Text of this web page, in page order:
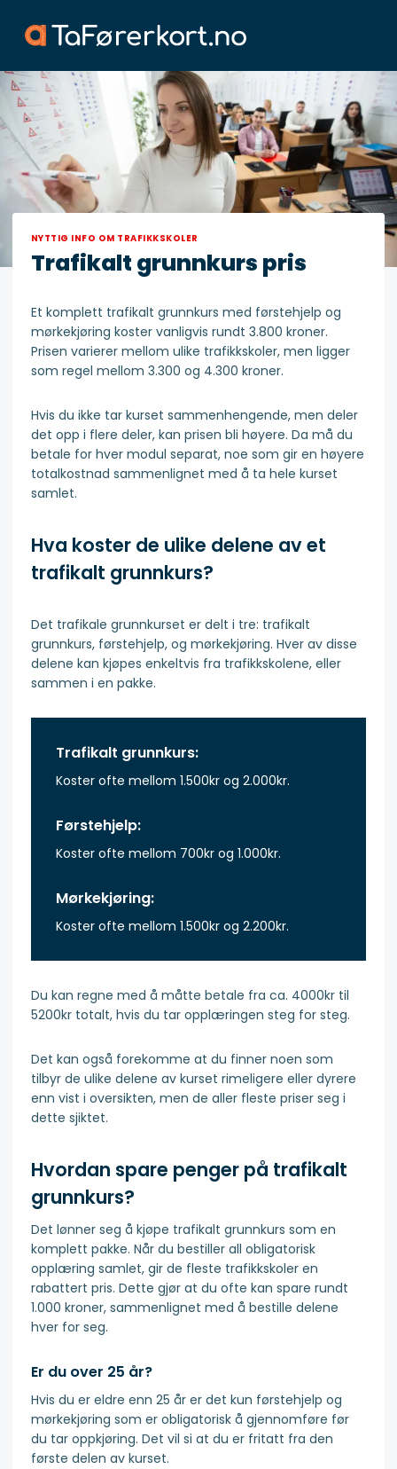
content
NYTTIG INFO OM TRAFIKKSKOLER
Trafikalt grunnkurs pris
Et komplett trafikalt grunnkurs med førstehjelp og
mørkekjøring koster vanligvis rundt 3.800 kroner.
Prisen varierer mellom ulike trafikkskoler, men ligger
som regel mellom 3.300 og 4.300 kroner.
Hvis du ikke tar kurset sammenhengende, men deler
det opp i flere deler, kan prisen bli høyere. Da må du
betale for hver modul separat, noe som gir en høyere
totalkostnad sammenlignet med å ta hele kurset
samlet.
Hva koster de ulike delene av et
trafikalt grunnkurs?
Det trafikale grunnkurset er delt i tre: trafikalt
grunnkurs, førstehjelp, og mørkekjøring. Hver av disse
delene kan kjøpes enkeltvis fra trafikkskolene, eller
sammen i en pakke.
Trafikalt grunnkurs:
Koster ofte mellom 1.500kr og 2.000kr.
Førstehjelp:
Koster ofte mellom 700kr og 1.000kr.
Mørkekjøring:
Koster ofte mellom 1.500kr og 2.200kr.
Du kan regne med å måtte betale fra ca. 4000kr til
5200kr totalt, hvis du tar opplæringen steg for steg.
Det kan også forekomme at du finner noen som
tilbyr de ulike delene av kurset rimeligere eller dyrere
enn vist i oversikten, men de aller fleste priser seg i
dette sjiktet.
Hvordan spare penger på trafikalt
grunnkurs?
Det lønner seg å kjøpe trafikalt grunnkurs som en
komplett pakke. Når du bestiller all obligatorisk
opplæring samlet, gir de fleste trafikkskoler en
rabattert pris. Dette gjør at du ofte kan spare rundt
1.000 kroner, sammenlignet med å bestille delene
hver for seg.
Er du over 25 år?
Hvis du er eldre enn 25 år er det kun førstehjelp og
mørkekjøring som er obligatorisk å gjennomføre før
du tar oppkjøring. Det vil si at du er fritatt fra den
første delen av kurset.